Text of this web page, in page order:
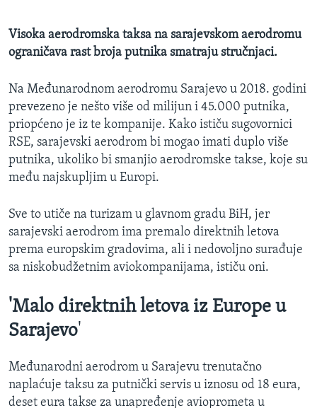
Jezici
Visoka aerodromska taksa na sarajevskom aerodromu
ograničava rast broja putnika smatraju stručnjaci.
Na Međunarodnom aerodromu Sarajevo u 2018. godini
prevezeno je nešto više od milijun i 45.000 putnika,
priopćeno je iz te kompanije. Kako ističu sugovornici
RSE, sarajevski aerodrom bi mogao imati duplo više
putnika, ukoliko bi smanjio aerodromske takse, koje su
među najskupljim u Europi.
Sve to utiče na turizam u glavnom gradu BiH, jer
sarajevski aerodrom ima premalo direktnih letova
prema europskim gradovima, ali i nedovoljno surađuje
sa niskobudžetnim aviokompanijama, ističu oni.
'Malo direktnih letova iz Europe u
Sarajevo'
Međunarodni aerodrom u Sarajevu trenutačno
naplaćuje taksu za putnički servis u iznosu od 18 eura,
deset eura takse za unapređenje avioprometa u